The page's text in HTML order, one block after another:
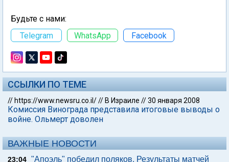
Будьте с нами:
Telegram
WhatsApp Facebook
ССЫЛКИ ПО ТЕМЕ
// https://www.newsru.co.il/// В Израиле //30 января 2008
Комиссия Винограда представила итоговые выводы о
войне. Ольмерт доволен
ВАЖНЫЕ НОВОСТИ
23:04 "Апоэль" победил поляков. Результаты матчей